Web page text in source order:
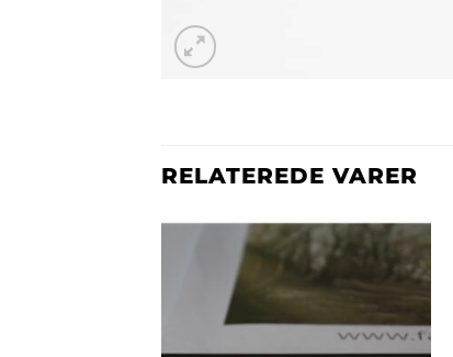
RELATEREDE VARER